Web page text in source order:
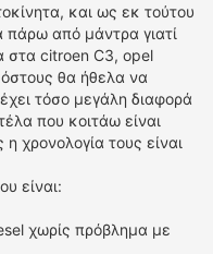
και ως εκ τούτου
από μάντρα γιατί
στα citroen C3, opel
θα ήθελα να
τόσο μεγάλη διαφορά
που κοιτάω είναι
χρονολογία τους είναι
είναι:
χωρίς πρόβλημα με